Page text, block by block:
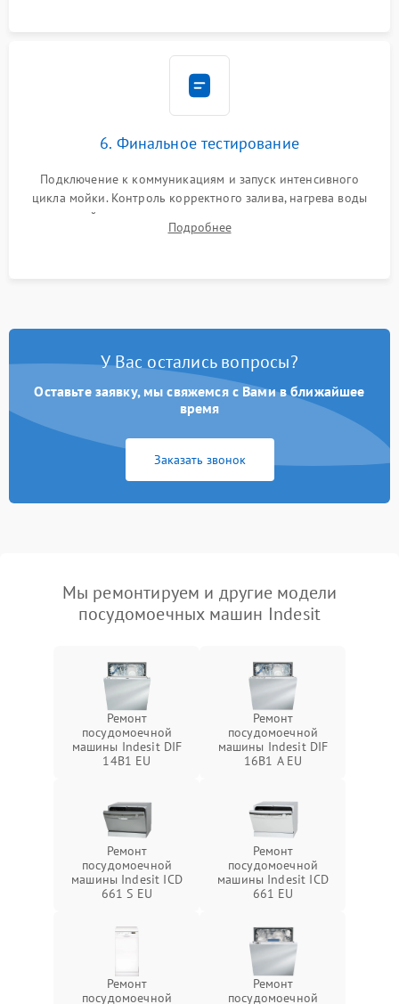
6. Финальное тестирование
Подключение к коммуникациям и запуск интенсивного
цикла мойки. Контроль корректного залива, нагрева воды
до нужной температуры, отсутствия посторонних шумов,
штатного слива и абсолютной сухости в поддоне.
Подробнее
У Вас остались вопросы?
Оставьте заявку, мы свяжемся с Вами в ближайшее
время
Заказать звонок
Мы ремонтируем и другие модели
посудомоечных машин Indesit
Ремонт
посудомоечной
машины Indesit DIF
14B1 EU
Ремонт
посудомоечной
машины Indesit DIF
16B1 A EU
Ремонт
посудомоечной
машины Indesit ICD
661 S EU
Ремонт
посудомоечной
машины Indesit ICD
661 EU
Ремонт
посудомоечной
Ремонт
посудомоечной